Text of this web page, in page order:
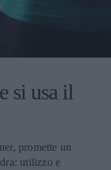
si usa il
promette un
utilizzo e